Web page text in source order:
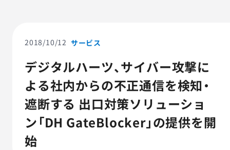
脆弱性リスク管理ツール
TFACT (AIテストツール)
ニュース
AGESTの強み
2018/10/12 サービス
デジタルハーツ、サイバー攻撃に
よる社内からの不正通信を検知・
遮断する 出口対策ソリューショ
ン「DH GateBlocker」の提供を開
始